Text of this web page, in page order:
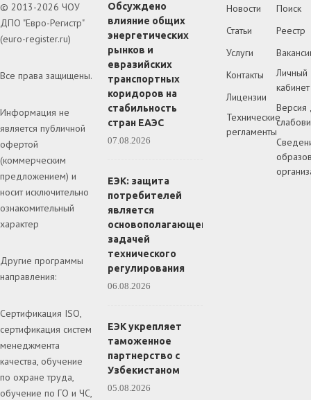
© 2013-2026 ЧОУ
ДПО "Евро-Регистр"
(euro-register.ru)
Все права защищены.
Информация не
является публичной
офертой
(коммерческим
предложением) и
носит исключительно
ознакомительный
характер
Другие программы
направления:
Сертификация ISO,
сертификация систем
менеджмента
качества, обучение
по охране труда,
обучение по ГО и ЧС,
Обсуждено
влияние общих
энергетических
рынков и
евразийских
транспортных
коридоров на
стабильность
стран ЕАЭС
07.08.2026
ЕЭК: защита
потребителей
является
основополагающей
задачей
технического
регулирования
06.08.2026
ЕЭК укрепляет
таможенное
партнерство с
Узбекистаном
05.08.2026
Новости
Статьи
Услуги
Контакты
Лицензии
Технические
регламенты
Поиск
Реестр
Личный
кабинет
Версия